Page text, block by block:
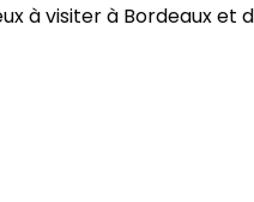
à visiter à Bordeaux et